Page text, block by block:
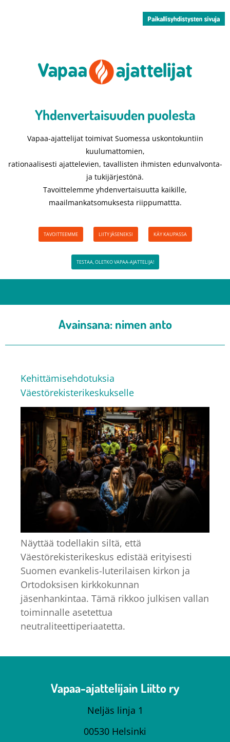
Yhdenvertaisuuden puolesta​
Vapaa-ajattelijat toimivat Suomessa uskontokuntiin
kuulumattomien,
rationaalisesti ajattelevien, tavallisten ihmisten edunvalvonta-
ja tukijärjestönä.
Tavoittelemme yhdenvertaisuutta kaikille,
maailmankatsomuksesta riippumattta.
TAVOITTEEMME LIITY JÄSENEKSI KÄY KAUPASSA
TESTAA, OLETKO VAPAA-AJATTELIJA!
Avainsana:nimen anto
Kehittämisehdotuksia
Väestörekisterikeskukselle
Näyttää todellakin siltä, että
Väestörekisterikeskus edistää erityisesti
Suomen evankelis-luterilaisen kirkon ja
Ortodoksisen kirkkokunnan
jäsenhankintaa. Tämä rikkoo julkisen vallan
toiminnalle asetettua
neutraliteettiperiaatetta.
Vapaa-ajattelijain Liitto ry
Neljäs linja 1
00530 Helsinki